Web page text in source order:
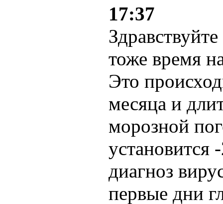
17:37
тоже время
Это
месяца и
морозной
установится
диагноз
первые дни